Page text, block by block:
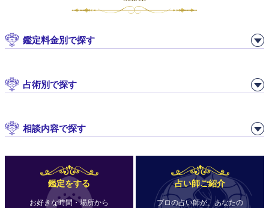
鑑定料金別で探す
占術別で探す
相談内容で探す
鑑定をする
お好きな時間・場所から
占い師ご紹介
プロの占い師が、あなたの